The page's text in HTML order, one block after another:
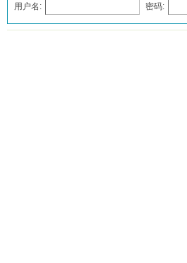
用户名: 密码:
发表评论